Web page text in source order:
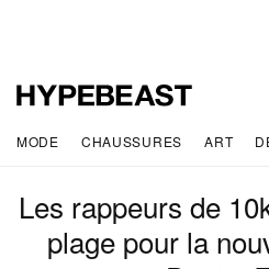
MODE CHAUSSURES ART
Les rappeurs de
plage pour la